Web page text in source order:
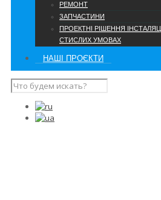
РЕМОНТ
ЗАПЧАСТИНИ
ПРОЕКТНІ РІШЕННЯ
СТИСЛИХ УМОВАХ
НАШІ ПРОЄКТИ